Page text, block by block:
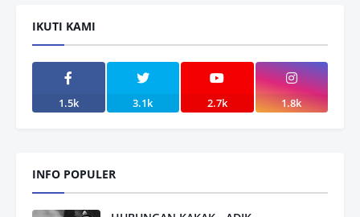
IKUTI KAMI
1.5k 3.1k 2.7k 1.8k
INFO POPULER